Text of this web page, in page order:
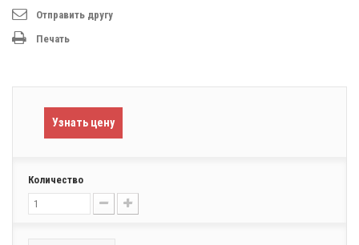
Отправить другу
Печать
Узнать цену
Количество